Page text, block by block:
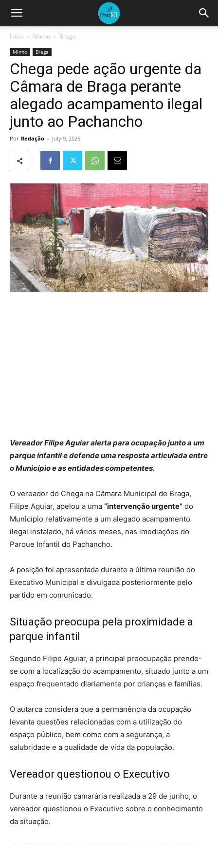
Início Minho Braga
Minho Braga
Chega pede ação urgente da
Câmara de Braga perante
alegado acampamento ilegal
junto ao Pachancho
Por Redação - July 9, 2026
Vereador Filipe Aguiar alerta para ocupação junto a um
parque infantil e defende uma resposta articulada entre
o Município e as entidades competentes.
O vereador do Chega na Câmara Municipal de Braga,
Filipe Aguiar, apelou a uma “intervenção urgente” do
Município relativamente a um alegado acampamento
ilegal instalado, há vários meses, nas imediações do
Parque Infantil do Pachancho.
A posição foi apresentada durante a última reunião do
Executivo Municipal e divulgada posteriormente pelo
partido em comunicado.
Situação preocupa pela proximidade a
parque infantil
Segundo Filipe Aguiar, a principal preocupação prende-
se com a localização do acampamento, situado junto a um
espaço frequentado diariamente por crianças e famílias.
O autarca considera que a permanência da ocupação
levanta questões relacionadas com a utilização do
espaço público, bem como com a segurança, a
salubridade e a qualidade de vida da população.
Vereador questionou o Executivo
Durante a reunião camarária realizada a 29 de junho, o
vereador questionou o Executivo sobre o conhecimento
da situação.